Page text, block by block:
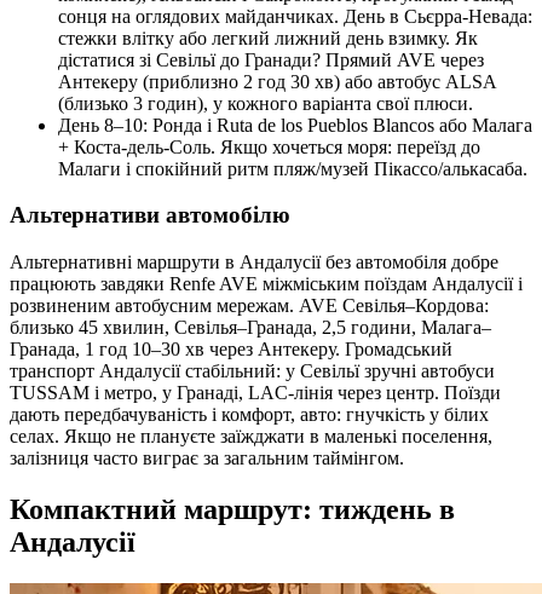
сонця на оглядових майданчиках. День в Сьєрра‑Невада:
стежки влітку або легкий лижний день взимку. Як
дістатися зі Севільї до Гранади? Прямий AVE через
Антекеру (приблизно 2 год 30 хв) або автобус ALSA
(близько 3 годин), у кожного варіанта свої плюси.
День 8–10: Ронда і Ruta de los Pueblos Blancos або Малага
+ Коста‑дель‑Соль. Якщо хочеться моря: переїзд до
Малаги і спокійний ритм пляж/музей Пікассо/алькасаба.
Альтернативи автомобілю
Альтернативні маршрути в Андалусії без автомобіля добре
працюють завдяки Renfe AVE міжміським поїздам Андалусії і
розвиненим автобусним мережам. AVE Севілья–Кордова:
близько 45 хвилин, Севілья–Гранада, 2,5 години, Малага–
Гранада, 1 год 10–30 хв через Антекеру. Громадський
транспорт Андалусії стабільний: у Севільї зручні автобуси
TUSSAM і метро, у Гранаді, LAC‑лінія через центр. Поїзди
дають передбачуваність і комфорт, авто: гнучкість у білих
селах. Якщо не плануєте заїжджати в маленькі поселення,
залізниця часто виграє за загальним таймінгом.
Компактний маршрут: тиждень в
Андалусії